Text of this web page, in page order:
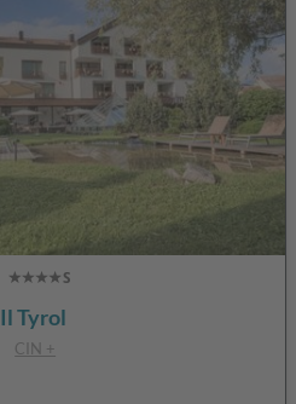
Il Tyrol
CIN +